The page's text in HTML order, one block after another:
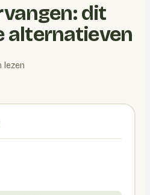
dit
alternatieven
lezen